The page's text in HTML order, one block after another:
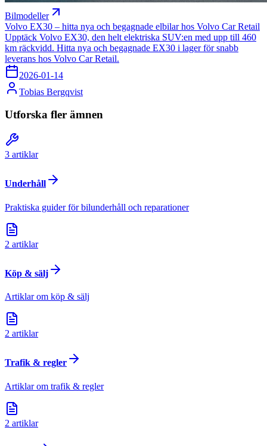
Bilmodeller
Volvo EX30 – hitta nya och begagnade elbilar hos Volvo Car Retail
Upptäck Volvo EX30, den helt elektriska SUV:en med upp till 460
km räckvidd. Hitta nya och begagnade EX30 i lager för snabb
leverans hos Volvo Car Retail.
2026-01-14
Tobias Bergqvist
Utforska fler ämnen
3 artiklar
Underhåll
Praktiska guider för bilunderhåll och reparationer
2 artiklar
Köp & sälj
Artiklar om köp & sälj
2 artiklar
Trafik & regler
Artiklar om trafik & regler
2 artiklar